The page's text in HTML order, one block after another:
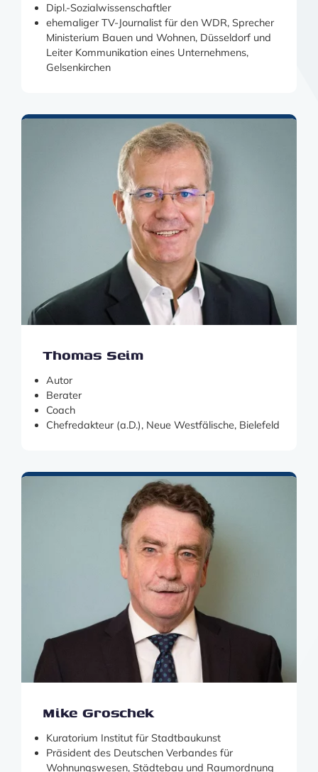
Dipl.-Sozialwissenschaftler
ehemaliger TV-Journalist für den WDR, Sprecher
Ministerium Bauen und Wohnen, Düsseldorf und
Leiter Kommunikation eines Unternehmens,
Gelsenkirchen
Thomas Seim
Autor
Berater
Coach
Chefredakteur (a.D.), Neue Westfälische, Bielefeld
Mike Groschek
Kuratorium Institut für Stadtbaukunst
Präsident des Deutschen Verbandes für
Wohnungswesen, Städtebau und Raumordnung